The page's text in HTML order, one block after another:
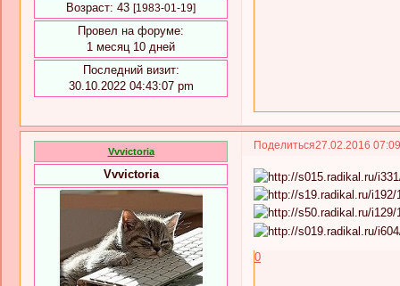
Возраст: 43 [1983-01-19]
Провел на форуме:
1 месяц 10 дней
Последний визит:
30.10.2022 04:43:07 pm
Поделиться27.02.2016
Vvvictoria
Vvvictoria
0